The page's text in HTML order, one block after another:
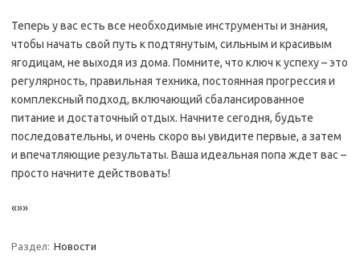
Теперь у вас есть все необходимые инструменты и знания,
чтобы начать свой путь к подтянутым, сильным и красивым
ягодицам, не выходя из дома. Помните, что ключ к успеху – это
регулярность, правильная техника, постоянная прогрессия и
комплексный подход, включающий сбалансированное
питание и достаточный отдых. Начните сегодня, будьте
последовательны, и очень скоро вы увидите первые, а затем
и впечатляющие результаты. Ваша идеальная попа ждет вас –
просто начните действовать!
«»»
Раздел: Новости